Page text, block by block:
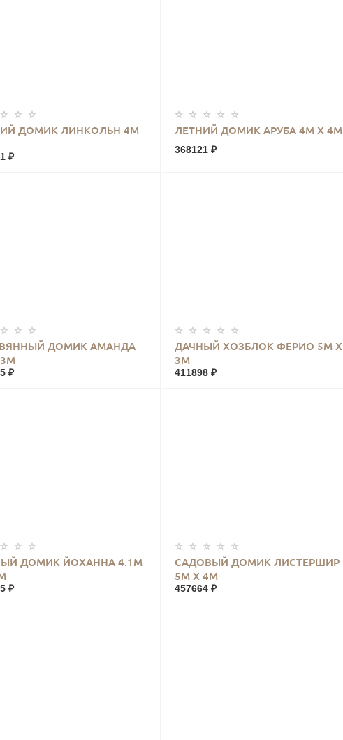
ДОМИК ЛИНКОЛЬН 4М
₽
КУПИТЬ ЛЕТНИЙ ДОМИК АРУБА 4М Х 4М
368121 ₽
КУПИТЬ
ДОМИК АМАНДА
₽
КУПИТЬ
ДАЧНЫЙ ХОЗБЛОК ФЕРИО 5М Х
3М
411898 ₽
КУПИТЬ
ДОМИК ЙОХАННА 4.1М
₽
КУПИТЬ
САДОВЫЙ ДОМИК ЛИСТЕРШИР
5М Х 4М
457664 ₽
КУПИТЬ